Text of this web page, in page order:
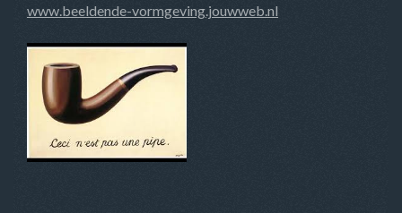
www.beeldende-vormgeving.jouwweb.nl